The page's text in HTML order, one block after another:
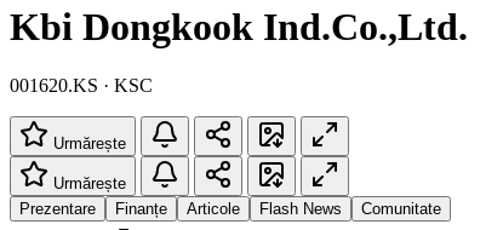
Kbi Dongkook Ind.Co.,Ltd.
001620.KS · KSC
Urmărește
Urmărește
Prezentare
Finanțe Articole Flash News Comunitate